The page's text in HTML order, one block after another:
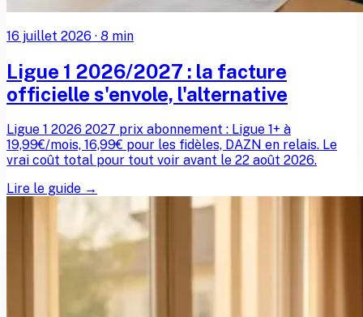
16 juillet 2026 · 8 min
Ligue 1 2026/2027 : la facture
officielle s'envole, l'alternative
Ligue 1 2026 2027 prix abonnement : Ligue 1+ à
19,99€/mois, 16,99€ pour les fidèles, DAZN en relais. Le
vrai coût total pour tout voir avant le 22 août 2026.
Lire le guide →